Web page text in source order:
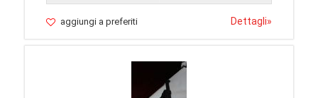
aggiungi a preferiti Dettagli»